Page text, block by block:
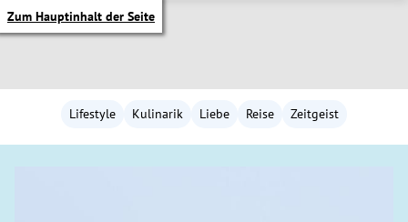
Zum Hauptinhalt der Seite
Lifestyle Kulinarik Liebe Reise Zeitgeist